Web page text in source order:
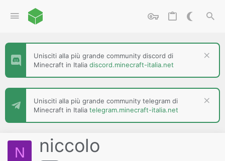
Unisciti alla più grande community discord di
Minecraft in Italia discord.minecraft-italia.net
Unisciti alla più grande community telegram di
Minecraft in Italia telegram.minecraft-italia.net
N niccolo